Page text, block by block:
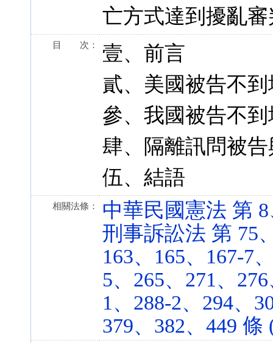
亡方式達到擾亂
目 次：
壹、前言
貳、美國被告不
參、我國被告不
肆、隔離訊問被
伍、結語
相關法條：
中華民國憲法 第 8
刑事訴訟法 第 75
163、165、167-7
5、265、271、
1、288-2、294、
379、382、449 條